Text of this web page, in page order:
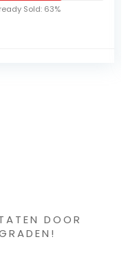
Sold: 63%
DOOR